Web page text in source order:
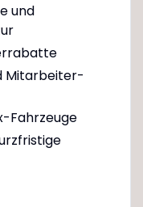
und
Mitarbeiter-
Fahrzeuge